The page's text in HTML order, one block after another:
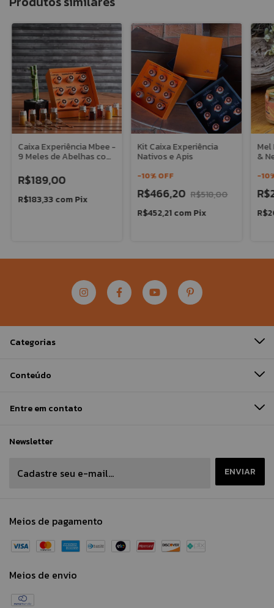
Caixa Experiência Mbee -
9 Meles de Abelhas com
R$189,00
R$183,33comPix
Kit Caixa Experiência
Nativos e Apis
-10%OFF
R$466,20 R$518,00
R$452,21comPix
Mel
&
-10
Categorias
Conteúdo
Entre em contato
Newsletter
Meios de pagamento
Meios de envio